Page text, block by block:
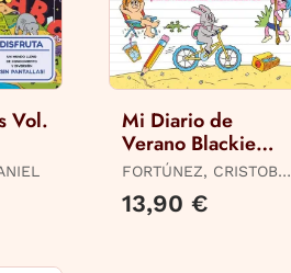
Vol.
Mi Diario de
Verano Blackie
Books
FORTÚNEZ, CRISTOBAL
13,90 €